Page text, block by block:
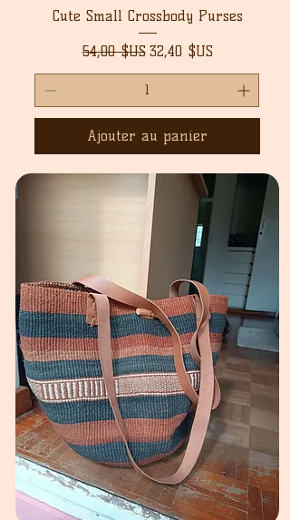
Cute Small Crossbody Purses
Prix original
54,00 $US Prix promotionnel
32,40 $US
Ajouter au panier